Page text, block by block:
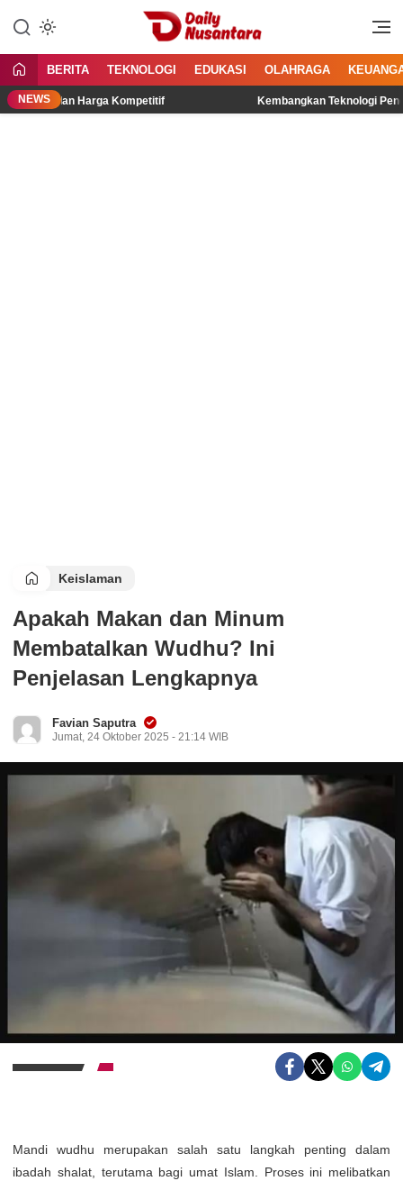
konten
Daily Nusantara
Menyajikan Fakta, Menginspirasi
BERITA TEKNOLOGI EDUKASI OLAHRAGA
NEWS
dan Harga Kompetitif Kembangkan Teknologi
Keislaman
Apakah Makan dan Minum
Membatalkan Wudhu? Ini
Penjelasan Lengkapnya
Favian Saputra
Jumat, 24 Oktober 2025 - 21:14 WIB
Mandi wudhu merupakan salah satu langkah penting dalam
ibadah shalat, terutama bagi umat Islam. Proses ini melibatkan